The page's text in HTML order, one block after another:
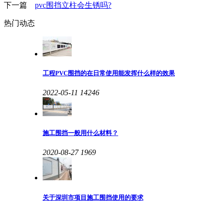
下一篇 pvc围挡立柱会生锈吗?
热门动态
工程PVC围挡的在日常使用能发挥什么样的效果
2022-05-11 14246
施工围挡一般用什么材料？
2020-08-27 1969
关于深圳市项目施工围挡使用的要求